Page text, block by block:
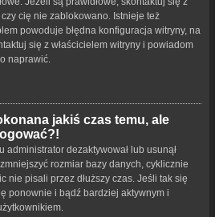
cię nie zablokowano. Istnieje też
powoduje błędna konfiguracja witryny, na
się z właścicielem witryny i powiadom
naprawić.
jakiś czas temu, ale
administrator dezaktywował lub usunął
rozmiar bazy danych, cyklicznie
nie pisali przez dłuższy czas. Jeśli tak się
ponownie i bądź bardziej aktywnym i